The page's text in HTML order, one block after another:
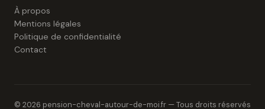
À propos
Mentions légales
Politique de confidentialité
Contact
© 2026 pension-cheval-autour-de-moi.fr — Tous droits réservés